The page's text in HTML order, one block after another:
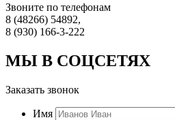
Звоните по телефонам
8 (48266) 54892,
8 (930) 166-3-222
МЫ В СОЦСЕТЯХ
Заказать звонок
Имя